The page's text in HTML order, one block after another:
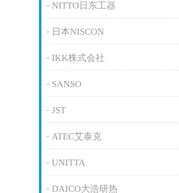
NITTO日东工器
日本NISCON
IKK株式会社
SANSO
JST
ATEC艾泰克
UNITTA
DAICO大浩研热